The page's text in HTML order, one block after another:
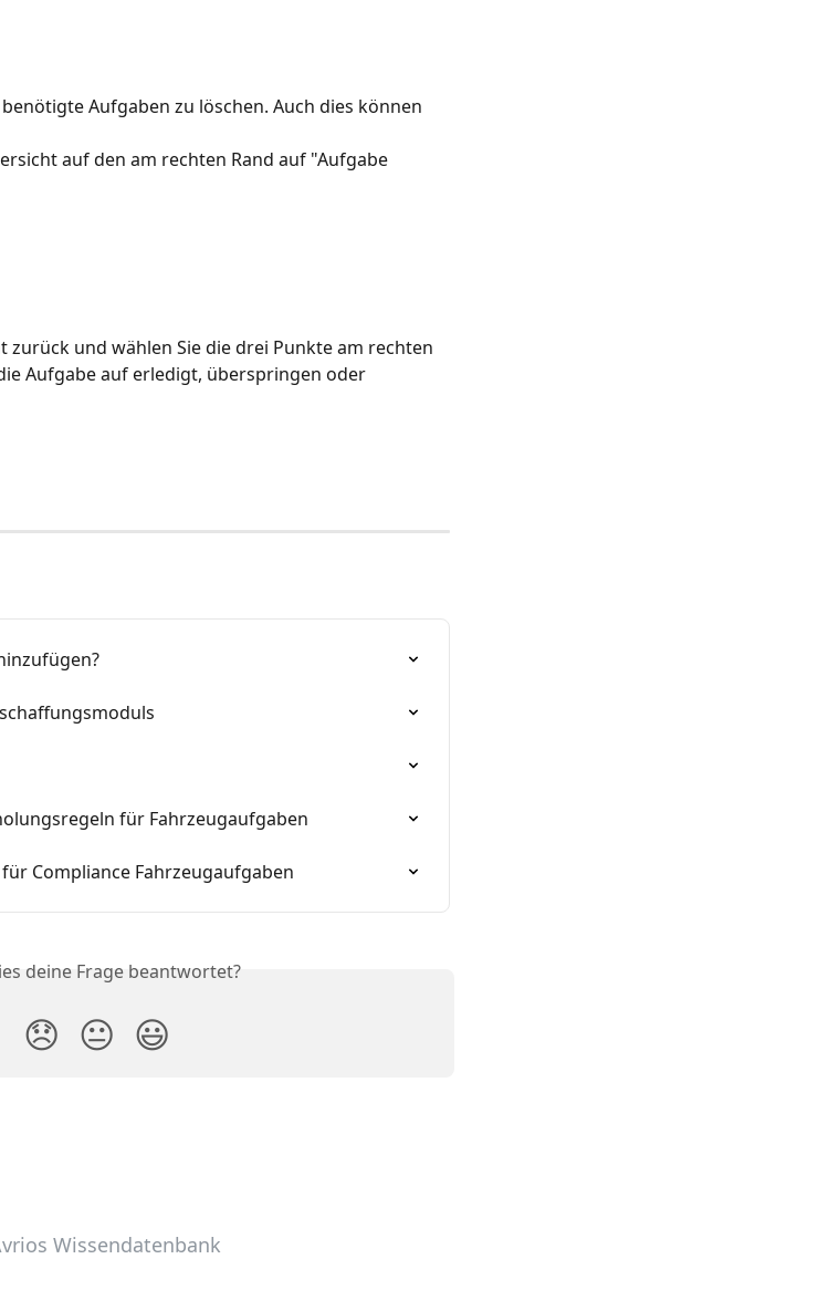
Aufgaben zu löschen. Auch dies können
auf den am rechten Rand auf "Aufgabe
zurück und wählen Sie die drei Punkte am rechten
Aufgabe auf erledigt, überspringen oder
für Fahrzeugaufgaben
Compliance Fahrzeugaufgaben
deine Frage beantwortet?
😞 😐 😃